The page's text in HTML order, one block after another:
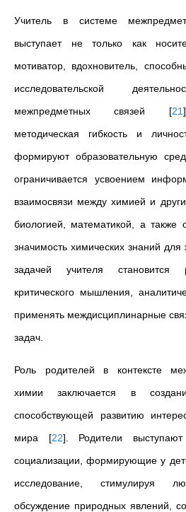
Учитель в системе
выступает не только как
мотиватор, вдохновитель,
исследовательской
межпредметных связей [21]
методическая гибкость и
формируют образовательную
ограничивается усвоением
взаимосвязи между химией и
биологией, математикой, а также
значимость химических знаний
задачей учителя становится
критического мышления,
применять междисциплинарные
задач.
Роль родителей в контексте
химии заключается в
способствующей развитию
мира [22] . Родители
социализации, формирующие у
исследование, стимулируя
обсуждение природных явлений,